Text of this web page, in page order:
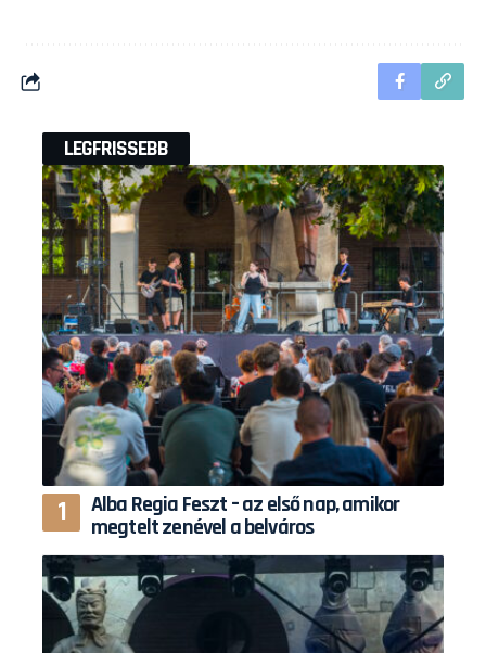
LEGFRISSEBB
Alba Regia Feszt – az első nap, amikor
megtelt zenével a belváros